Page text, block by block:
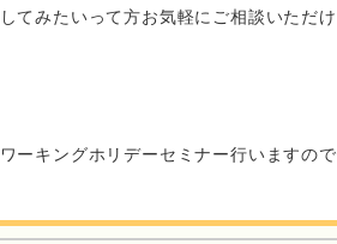
てみたいって方お気軽にご相談いただけ
ーキングホリデーセミナー行いますので